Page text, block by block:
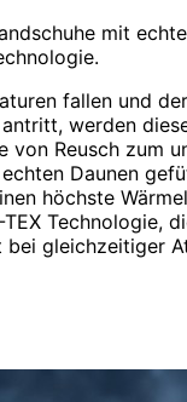
mit
fallen und
werden
von Reusch zum
Daunen
höchste
Technologie,
bei gleichzeitiger